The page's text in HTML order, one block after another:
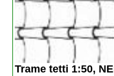
Trame tetti 1:50,